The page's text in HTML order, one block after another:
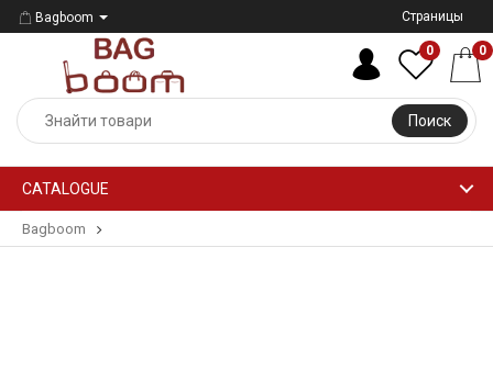
Bagboom Страницы
Поиск
0 0
CATALOGUE
Bagboom